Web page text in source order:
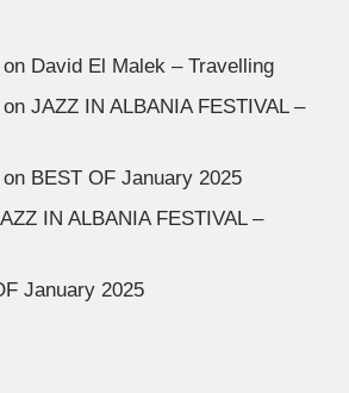
on David El Malek – Travelling
onJAZZ IN ALBANIA FESTIVAL –
on BEST OF January 2025
IN ALBANIA FESTIVAL –
January 2025